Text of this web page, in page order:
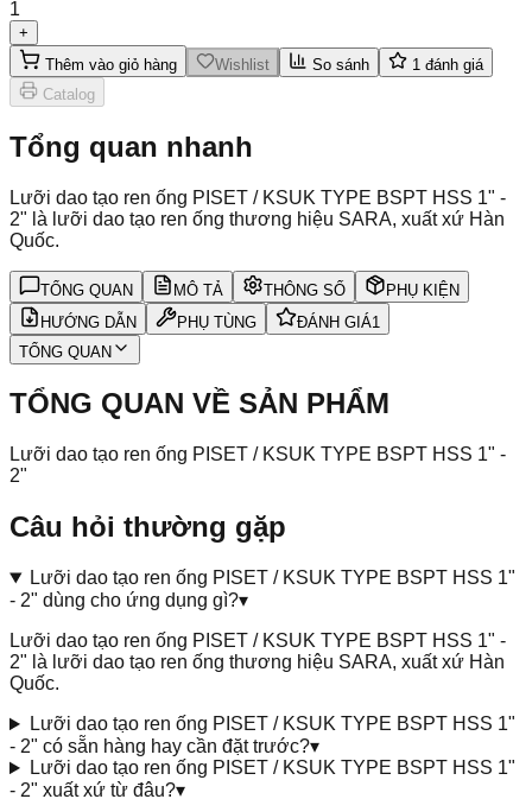
1
+
Thêm vào giỏ hàng
Wishlist So sánh 1 đánh giá
Catalog
Tổng quan nhanh
Lưỡi dao tạo ren ống PISET / KSUK TYPE BSPT HSS 1" -
2" là lưỡi dao tạo ren ống thương hiệu SARA, xuất xứ Hàn
Quốc.
TỔNG QUAN MÔ TẢ THÔNG SỐ
PHỤ KIỆN
HƯỚNG DẪN
PHỤ TÙNG ĐÁNH GIÁ1
TỔNG QUAN
TỔNG QUAN VỀ SẢN PHẨM
Lưỡi dao tạo ren ống PISET / KSUK TYPE BSPT HSS 1" -
2"
Câu hỏi thường gặp
Lưỡi dao tạo ren ống PISET / KSUK TYPE BSPT HSS 1"
- 2" dùng cho ứng dụng gì?▾
Lưỡi dao tạo ren ống PISET / KSUK TYPE BSPT HSS 1" -
2" là lưỡi dao tạo ren ống thương hiệu SARA, xuất xứ Hàn
Quốc.
Lưỡi dao tạo ren ống PISET / KSUK TYPE BSPT HSS 1"
- 2" có sẵn hàng hay cần đặt trước?▾
Lưỡi dao tạo ren ống PISET / KSUK TYPE BSPT HSS 1"
- 2" xuất xứ từ đâu?▾